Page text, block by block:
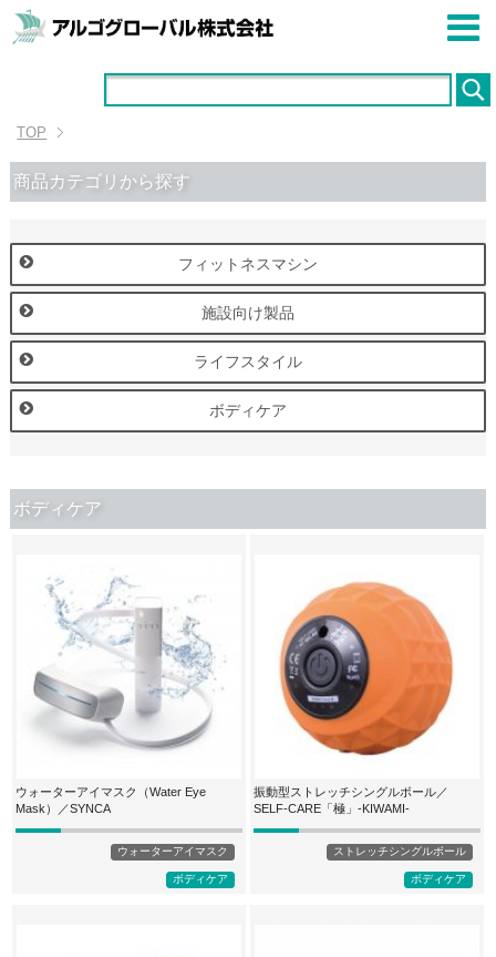
TOP
商品カテゴリから探す
フィットネスマシン
施設向け製品
ライフスタイル
ボディケア
ボディケア
ウォーターアイマスク（Water Eye
Mask）／SYNCA
ウォーターアイマスク
ボディケア
振動型ストレッチシングルボール／
SELF-CARE「極」-KIWAMI-
ストレッチシングルボール
ボディケア